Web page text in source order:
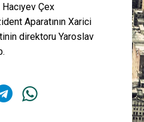
Çex
Aparatının Xarici
direktoru Yaroslav